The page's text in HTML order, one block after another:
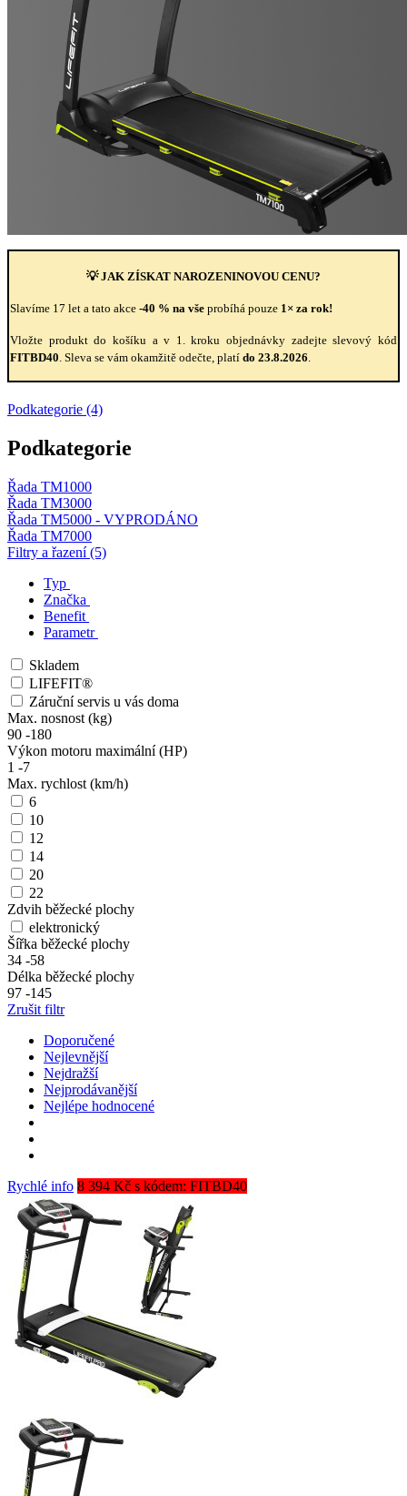
💡 JAK ZÍSKAT NAROZENINOVOU CENU?
Slavíme 17 let a tato akce -40 % na vše probíhá pouze 1× za rok!
Vložte produkt do košíku a v 1. kroku objednávky zadejte slevový kód
FITBD40 . Sleva se vám okamžitě odečte, platí do 23.8.2026
Podkategorie (4)
Podkategorie
Řada TM1000
Řada TM3000
Řada TM5000 - VYPRODÁNO
Řada TM7000
Filtry a řazení (5)
Typ
Značka
Benefit
Parametr
Skladem
LIFEFIT®
Záruční servis u vás doma
Max. nosnost (kg)
90 -180
Výkon motoru maximální (HP)
1 -7
Max. rychlost (km/h)
6
10
12
14
20
22
Zdvih běžecké plochy
elektronický
Šířka běžecké plochy
34 -58
Délka běžecké plochy
97 -145
Zrušit filtr
Doporučené
Nejlevnější
Nejdražší
Nejprodávanější
Nejlépe hodnocené
Rychlé info 8 394 Kč s kódem: FITBD40